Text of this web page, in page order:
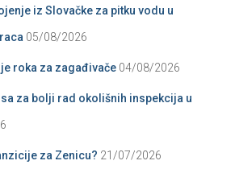
iz Slovačke za pitku vodu u
05/08/2026
roka za zagađivače 04/08/2026
za bolji rad okolišnih inspekcija u
za Zenicu? 21/07/2026